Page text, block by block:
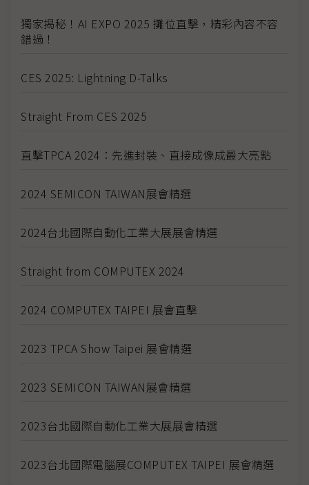
獨家揭秘！AI EXPO 2025 攤位直擊，精彩內容不容
錯過！
CES 2025: Lightning D-Talks
Straight From CES 2025
直擊TPCA 2024：先進封裝、直接成像成最大亮點
2024 SEMICON TAIWAN展會精選
2024台北國際自動化工業大展展會精選
Straight from COMPUTEX 2024
2024 COMPUTEX TAIPEI 展會直擊
2023 TPCA Show Taipei 展會精選
2023 SEMICON TAIWAN展會精選
2023台北國際自動化工業大展展會精選
2023台北國際電腦展COMPUTEX TAIPEI 展會精選